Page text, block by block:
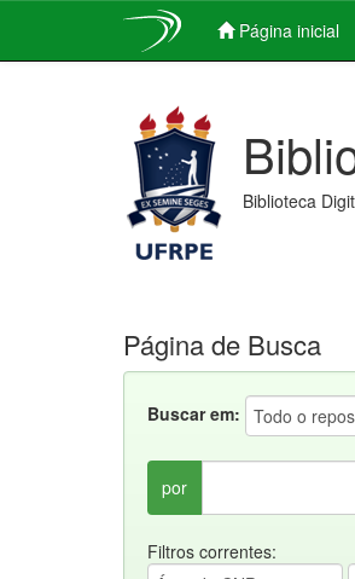
Página inicial
Biblioteca
Página de Busca
Buscar em:
por
Filtros correntes: